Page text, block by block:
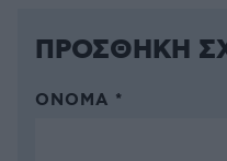
ΠΡΟΣΘΗΚΗ
ΌΝΟΜΑ *